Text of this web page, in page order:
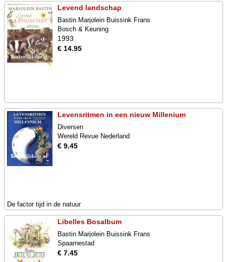
Levend landschap
Bastin Marjolein Buissink Frans
Bosch & Keuning
1993
€ 14.95
Levensritmen in een nieuw Millenium
Diversen
Wereld Revue Nederland
€ 9.45
De factor tijd in de natuur
Libelles Bosalbum
Bastin Marjolein Buissink Frans
Spaarnestad
€ 7.45